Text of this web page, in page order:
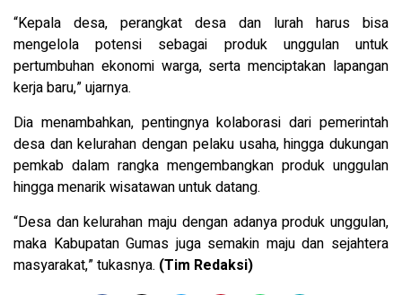
“Kepala desa, perangkat desa dan lurah harus bisa
mengelola potensi sebagai produk unggulan untuk
pertumbuhan ekonomi warga, serta menciptakan lapangan
kerja baru,” ujarnya.
Dia menambahkan, pentingnya kolaborasi dari pemerintah
desa dan kelurahan dengan pelaku usaha, hingga dukungan
pemkab dalam rangka mengembangkan produk unggulan
hingga menarik wisatawan untuk datang.
“Desa dan kelurahan maju dengan adanya produk unggulan,
maka Kabupatan Gumas juga semakin maju dan sejahtera
masyarakat,” tukasnya. (Tim Redaksi)